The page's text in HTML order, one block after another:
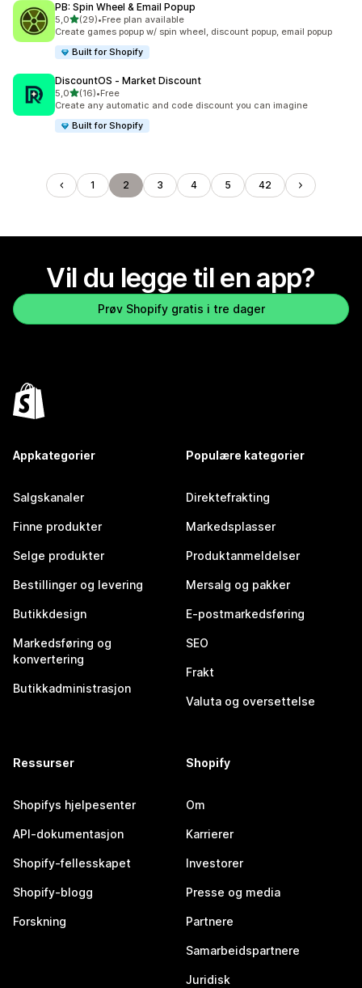
PB: Spin Wheel & Email Popup
5,0av 5 stjerner
(29)
Totalt 29 omtaler
•Free plan available
Create games popup w/ spin wheel, discount popup, email popup
Built for Shopify
DiscountOS ‑ Market Discount
5,0av 5 stjerner
(16)
Totalt 16 omtaler
•Free
Create any automatic and code discount you can imagine
Built for Shopify
1 2 3 4 5 42
Vil du legge til en app?
Prøv Shopify gratis i tre dager
Appkategorier
Salgskanaler
Finne produkter
Selge produkter
Bestillinger og levering
Butikkdesign
Markedsføring og
konvertering
Butikkadministrasjon
Populære kategorier
Direktefrakting
Markedsplasser
Produktanmeldelser
Mersalg og pakker
E-postmarkedsføring
SEO
Frakt
Valuta og oversettelse
Ressurser
Shopifys hjelpesenter
API-dokumentasjon
Shopify-fellesskapet
Shopify-blogg
Forskning
Shopify
Om
Karrierer
Investorer
Presse og media
Partnere
Samarbeidspartnere
Juridisk